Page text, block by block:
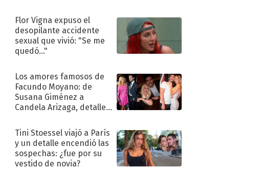
Flor Vigna expuso el
desopilante accidente
sexual que vivió: "Se me
quedó..."
Los amores famosos de
Facundo Moyano: de
Susana Giménez a
Candela Arizaga, detalles
sentimental
Tini Stoessel viajó a París
y un detalle encendió las
sospechas: ¿fue por su
vestido de novia?